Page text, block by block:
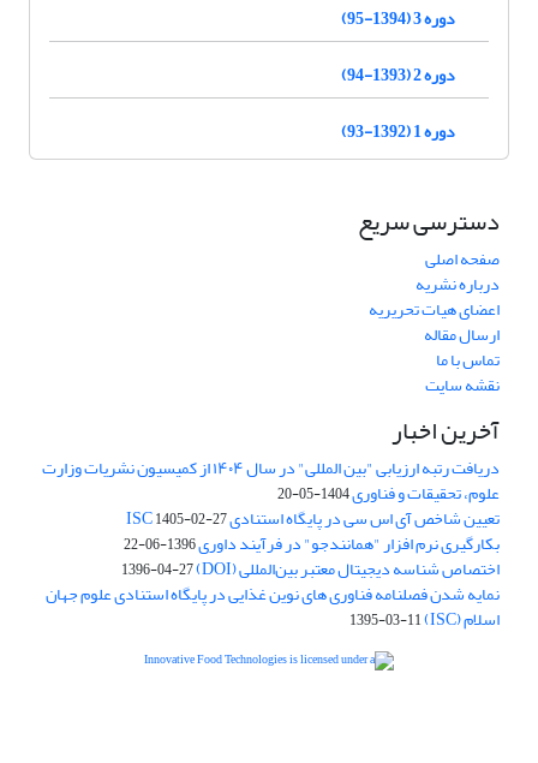
دوره 3 (1394-95)
دوره 2 (1393-94)
دوره 1 (1392-93)
دسترسی سریع
صفحه اصلی
درباره نشریه
اعضای هیات تحریریه
ارسال مقاله
تماس با ما
نقشه سایت
آخرین اخبار
دریافت رتبه ارزیابی "بین المللی" در سال ۱۴۰۴ از کمیسیون نشریات وزارت
علوم، تحقیقات و فناوری1404-05-20
تعیین شاخص آی اس سی در پایگاه استنادی ISC1405-02-27
بکارگیری نرم افزار "همانندجو" در فرآیند داوری1396-06-22
اختصاص شناسه دیجیتال معتبر بین‌المللی (DOI) 1396-04-27
نمایه شدن فصلنامه فناوری های نوین غذایی در پایگاه استنادی علوم جهان
اسلام (ISC) 1395-03-11